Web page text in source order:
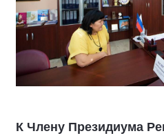
К Члену Президиума